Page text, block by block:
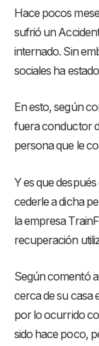
Hace pocos
sufrió un
internado. Sin
sociales ha
En esto, según
fuera conductor
persona que le
Y es que
cederle a dicha
la empresa
recuperación
Según comentó
cerca de su casa
por lo ocurrido
sido hace poco,